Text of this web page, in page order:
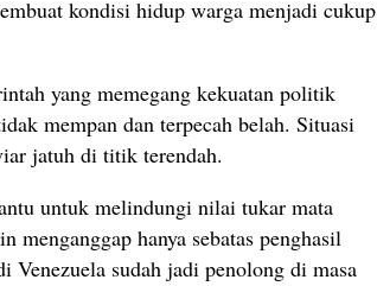
kondisi hidup warga menjadi cukup
yang memegang kekuatan politik
mempan dan terpecah belah. Situasi
jatuh di titik terendah.
untuk melindungi nilai tukar mata
menganggap hanya sebatas penghasil
Venezuela sudah jadi penolong di masa